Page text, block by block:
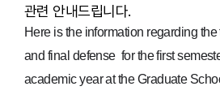
관련 안내드립니다.
Here is the information regarding
and final defense for the first
academic year at the Graduate